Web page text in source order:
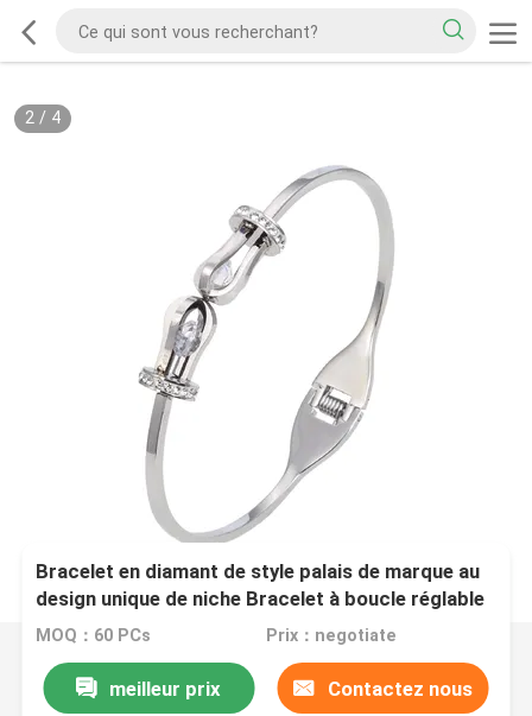
2/ 4
Bracelet en diamant de style palais de marque au
design unique de niche Bracelet à boucle réglable
MOQ：60 PCs Prix：negotiate
meilleur prix Contactez nous